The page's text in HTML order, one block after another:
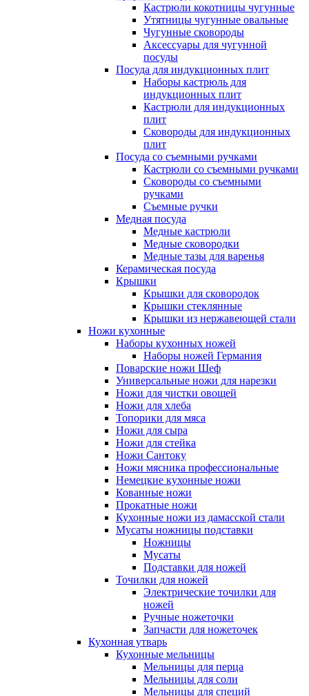
Кастрюли кокотницы чугунные
Утятницы чугунные овальные
Чугунные сковороды
Аксессуары для чугунной
посуды
Посуда для индукционных плит
Наборы кастрюль для
индукционных плит
Кастрюли для индукционных
плит
Сковороды для индукционных
плит
Посуда со съемными ручками
Кастрюли со съемными ручками
Сковороды со съемными
ручками
Съемные ручки
Медная посуда
Медные кастрюли
Медные сковородки
Медные тазы для варенья
Керамическая посуда
Крышки
Крышки для сковородок
Крышки стеклянные
Крышки из нержавеющей стали
Ножи кухонные
Наборы кухонных ножей
Наборы ножей Германия
Поварские ножи Шеф
Универсальные ножи для нарезки
Ножи для чистки овощей
Ножи для хлеба
Топорики для мяса
Ножи для сыра
Ножи для стейка
Ножи Сантоку
Ножи мясника профессиональные
Немецкие кухонные ножи
Кованные ножи
Прокатные ножи
Кухонные ножи из дамасской стали
Мусаты ножницы подставки
Ножницы
Мусаты
Подставки для ножей
Точилки для ножей
Электрические точилки для
ножей
Ручные ножеточки
Запчасти для ножеточек
Кухонная утварь
Кухонные мельницы
Мельницы для перца
Мельницы для соли
Мельницы для специй